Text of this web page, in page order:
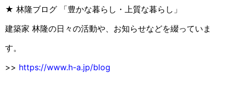
★ 林隆ブログ 「豊かな暮らし・上質な暮らし」
建築家 林隆の日々の活動や、お知らせなどを綴っていま
す。
>> https://www.h-a.jp/blog